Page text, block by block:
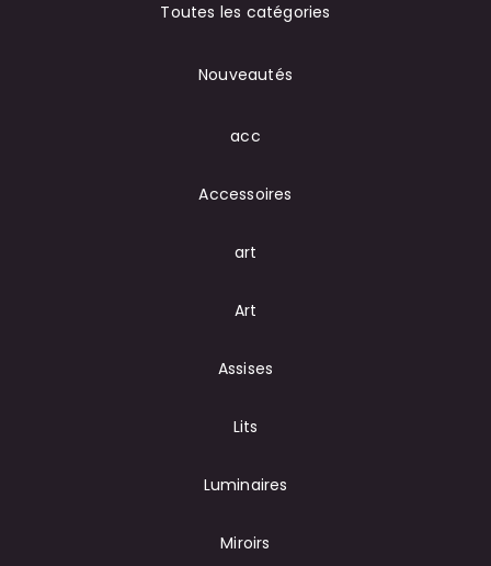
Toutes les catégories
Nouveautés
acc
Accessoires
art
Art
Assises
Lits
Luminaires
Miroirs